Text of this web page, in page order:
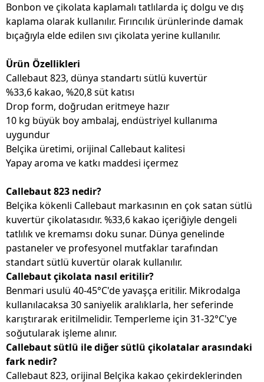
Bonbon ve çikolata kaplamalı tatlılarda iç dolgu ve dış
kaplama olarak kullanılır. Fırıncılık ürünlerinde damak
bıçağıyla elde edilen sıvı çikolata yerine kullanılır.
Ürün Özellikleri
Callebaut 823, dünya standartı sütlü kuvertür
%33,6 kakao, %20,8 süt katısı
Drop form, doğrudan eritmeye hazır
10 kg büyük boy ambalaj, endüstriyel kullanıma
uygundur
Belçika üretimi, orijinal Callebaut kalitesi
Yapay aroma ve katkı maddesi içermez
Callebaut 823 nedir?
Belçika kökenli Callebaut markasının en çok satan sütlü
kuvertür çikolatasıdır. %33,6 kakao içeriğiyle dengeli
tatlılık ve kremamsı doku sunar. Dünya genelinde
pastaneler ve profesyonel mutfaklar tarafından
standart sütlü kuvertür olarak kullanılır.
Callebaut çikolata nasıl eritilir?
Benmari usulü 40-45°C'de yavaşça eritilir. Mikrodalga
kullanılacaksa 30 saniyelik aralıklarla, her seferinde
karıştırarak eritilmelidir. Temperleme için 31-32°C'ye
soğutularak işleme alınır.
Callebaut sütlü ile diğer sütlü çikolatalar arasındaki
fark nedir?
Callebaut 823, orijinal Belçika kakao çekirdeklerinden